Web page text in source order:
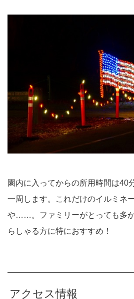
園内に入ってからの所用時間は40
一周します。これだけのイルミネ
や……。ファミリーがとっても多
らしゃる方に特におすすめ！
アクセス情報